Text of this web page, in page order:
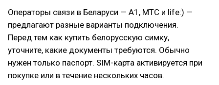
Операторы связи в Беларуси — A1, МТС и life:) —
предлагают разные варианты подключения.
Перед тем как купить белорусскую симку,
уточните, какие документы требуются. Обычно
нужен только паспорт. SIM-карта активируется при
покупке или в течение нескольких часов.